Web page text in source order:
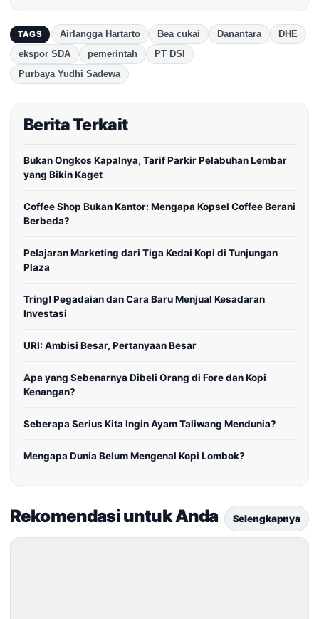
TAGS Airlangga Hartarto Bea cukai Danantara
DHE
ekspor SDA
pemerintah
PT DSI
Purbaya Yudhi Sadewa
Berita Terkait
Bukan Ongkos Kapalnya, Tarif Parkir Pelabuhan Lembar
yang Bikin Kaget
Coffee Shop Bukan Kantor: Mengapa Kopsel Coffee Berani
Berbeda?
Pelajaran Marketing dari Tiga Kedai Kopi di Tunjungan
Plaza
Tring! Pegadaian dan Cara Baru Menjual Kesadaran
Investasi
URI: Ambisi Besar, Pertanyaan Besar
Apa yang Sebenarnya Dibeli Orang di Fore dan Kopi
Kenangan?
Seberapa Serius Kita Ingin Ayam Taliwang Mendunia?
Mengapa Dunia Belum Mengenal Kopi Lombok?
Rekomendasi untuk Anda Selengkapnya